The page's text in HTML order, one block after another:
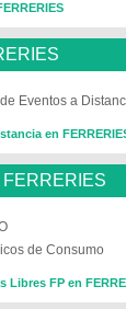
Eventos a
en
de Consumo
Libres FP en